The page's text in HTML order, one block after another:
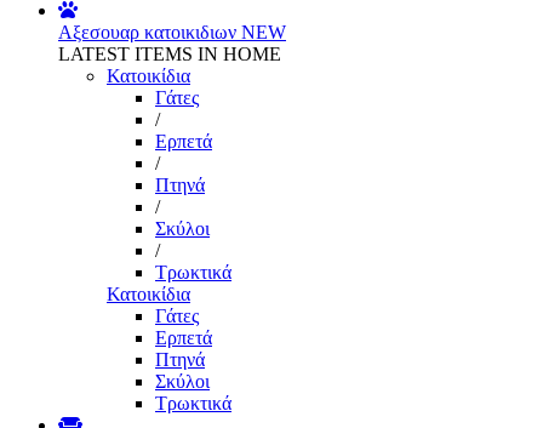
Αξεσουαρ κατοικιδιων NEW
LATEST ITEMS IN HOME
Κατοικίδια
Γάτες
/
Ερπετά
/
Πτηνά
/
Σκύλοι
/
Τρωκτικά
Κατοικίδια
Γάτες
Ερπετά
Πτηνά
Σκύλοι
Τρωκτικά